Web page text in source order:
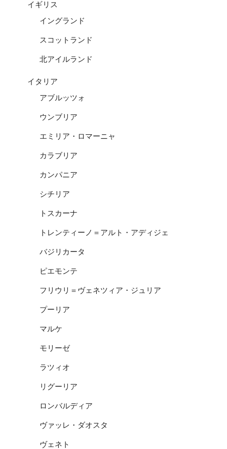
イギリス
イングランド
スコットランド
北アイルランド
イタリア
アブルッツォ
ウンブリア
エミリア・ロマーニャ
カラブリア
カンパニア
シチリア
トスカーナ
トレンティーノ＝アルト・アディジェ
バジリカータ
ピエモンテ
フリウリ＝ヴェネツィア・ジュリア
プーリア
マルケ
モリーゼ
ラツィオ
リグーリア
ロンバルディア
ヴァッレ・ダオスタ
ヴェネト